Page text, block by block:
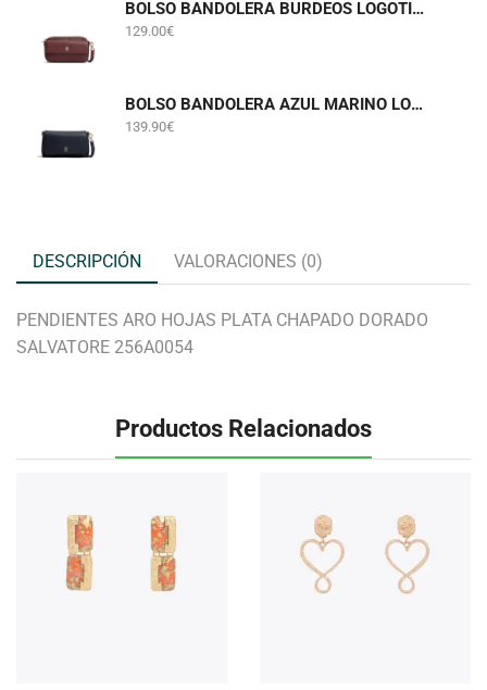
BOLSO BANDOLERA BURDEOS LOGOTIPADO TOMMY HILFIGER AWA0W18922
129.00€
BOLSO BANDOLERA AZUL MARINO LOGOTIPADO TOMMY HILFIGER AW0AW18997
139.90€
DESCRIPCIÓN VALORACIONES (0)
PENDIENTES ARO HOJAS PLATA CHAPADO DORADO
SALVATORE 256A0054
Productos Relacionados